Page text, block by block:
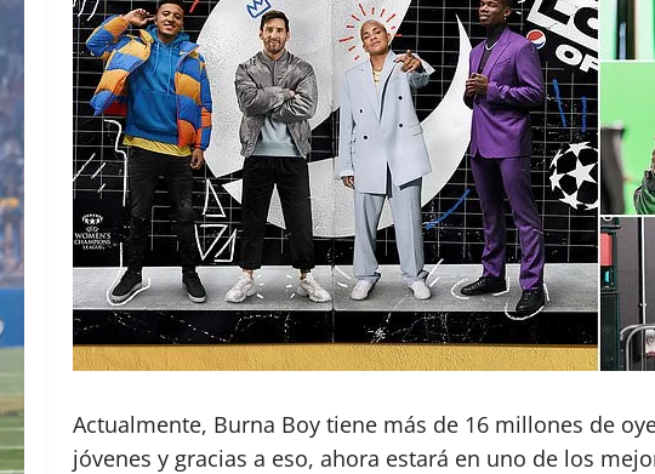
Actualmente, Burna Boy tiene más de 16 millones de
jóvenes y gracias a eso, ahora estará en uno de los